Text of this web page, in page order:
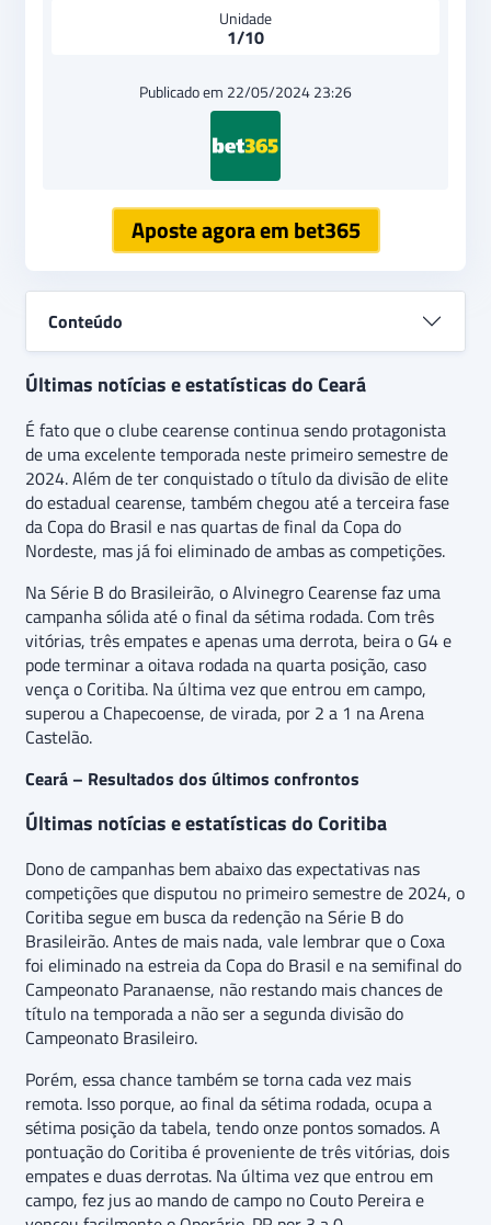
Unidade
1/10
Publicado em 22/05/2024 23:26
Aposte agora em bet365
Conteúdo
Últimas notícias e estatísticas do Ceará
É fato que o clube cearense continua sendo protagonista
de uma excelente temporada neste primeiro semestre de
2024. Além de ter conquistado o título da divisão de elite
do estadual cearense, também chegou até a terceira fase
da Copa do Brasil e nas quartas de final da Copa do
Nordeste, mas já foi eliminado de ambas as competições.
Na Série B do Brasileirão, o Alvinegro Cearense faz uma
campanha sólida até o final da sétima rodada. Com três
vitórias, três empates e apenas uma derrota, beira o G4 e
pode terminar a oitava rodada na quarta posição, caso
vença o Coritiba. Na última vez que entrou em campo,
superou a Chapecoense, de virada, por 2 a 1 na Arena
Castelão.
Ceará – Resultados dos últimos confrontos
Últimas notícias e estatísticas do Coritiba
Dono de campanhas bem abaixo das expectativas nas
competições que disputou no primeiro semestre de 2024, o
Coritiba segue em busca da redenção na Série B do
Brasileirão. Antes de mais nada, vale lembrar que o Coxa
foi eliminado na estreia da Copa do Brasil e na semifinal do
Campeonato Paranaense, não restando mais chances de
título na temporada a não ser a segunda divisão do
Campeonato Brasileiro.
Porém, essa chance também se torna cada vez mais
remota. Isso porque, ao final da sétima rodada, ocupa a
sétima posição da tabela, tendo onze pontos somados. A
pontuação do Coritiba é proveniente de três vitórias, dois
empates e duas derrotas. Na última vez que entrou em
campo, fez jus ao mando de campo no Couto Pereira e